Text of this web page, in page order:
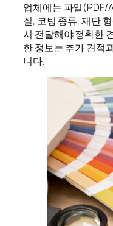
업체에는 파일(PDF/
질, 코팅 종류, 재단
시 전달해야 정확한
한 정보는 추가 견적
니다.